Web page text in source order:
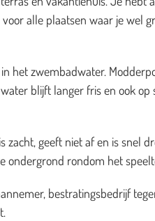
alle plaatsen waar je wel
het zwembadwater.
blijft langer fris en ook
geeft niet af en is snel
ondergrond rondom het
bestratingsbedrijf